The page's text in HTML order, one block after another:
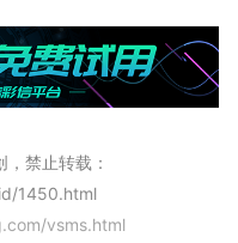
禁止转载：
1450.html
vsms.html